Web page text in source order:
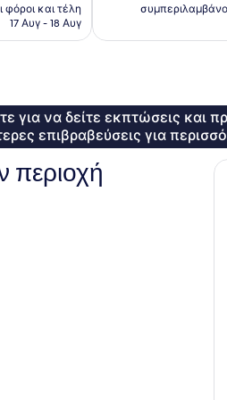
τιμή
είναι
και τέλη
17 Αυγ - 18 Αυγ
για να δείτε εκπτώσεις και
επιβραβεύσεις για
περιοχή